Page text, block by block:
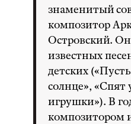
знаменитый
композитор
Островский.
известных
детских
солнце», «Спят
игрушки»). В
композитором